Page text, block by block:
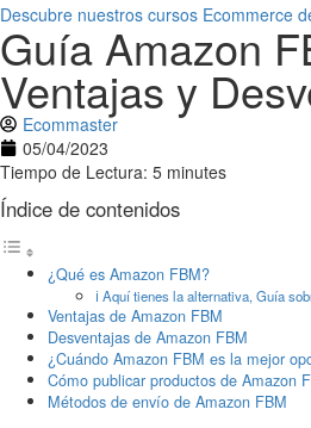
Descubre nuestros cursos Ecommerce
Guía Amazon
Ventajas y
Ecommaster
05/04/2023
Tiempo de Lectura: 5 minutes
Índice de contenidos
¿Qué es Amazon FBM?
ℹ️ Aquí tienes la alternativa, Guía
Ventajas de Amazon FBM
Desventajas de Amazon FBM
¿Cuándo Amazon FBM es la mejor
Cómo publicar productos de Amazon
Métodos de envío de Amazon FBM